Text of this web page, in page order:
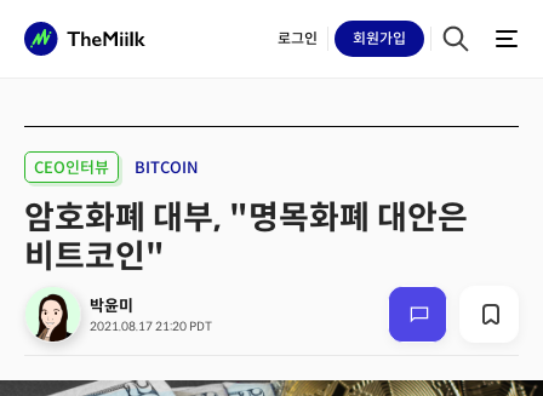
로그인 회원가입
CEO인터뷰 BITCOIN
암호화폐 대부, "명목화폐 대안은
비트코인"
박윤미
2021.08.17 21:20 PDT